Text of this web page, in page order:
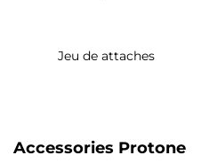
Jeu de attaches
Accessories Protone